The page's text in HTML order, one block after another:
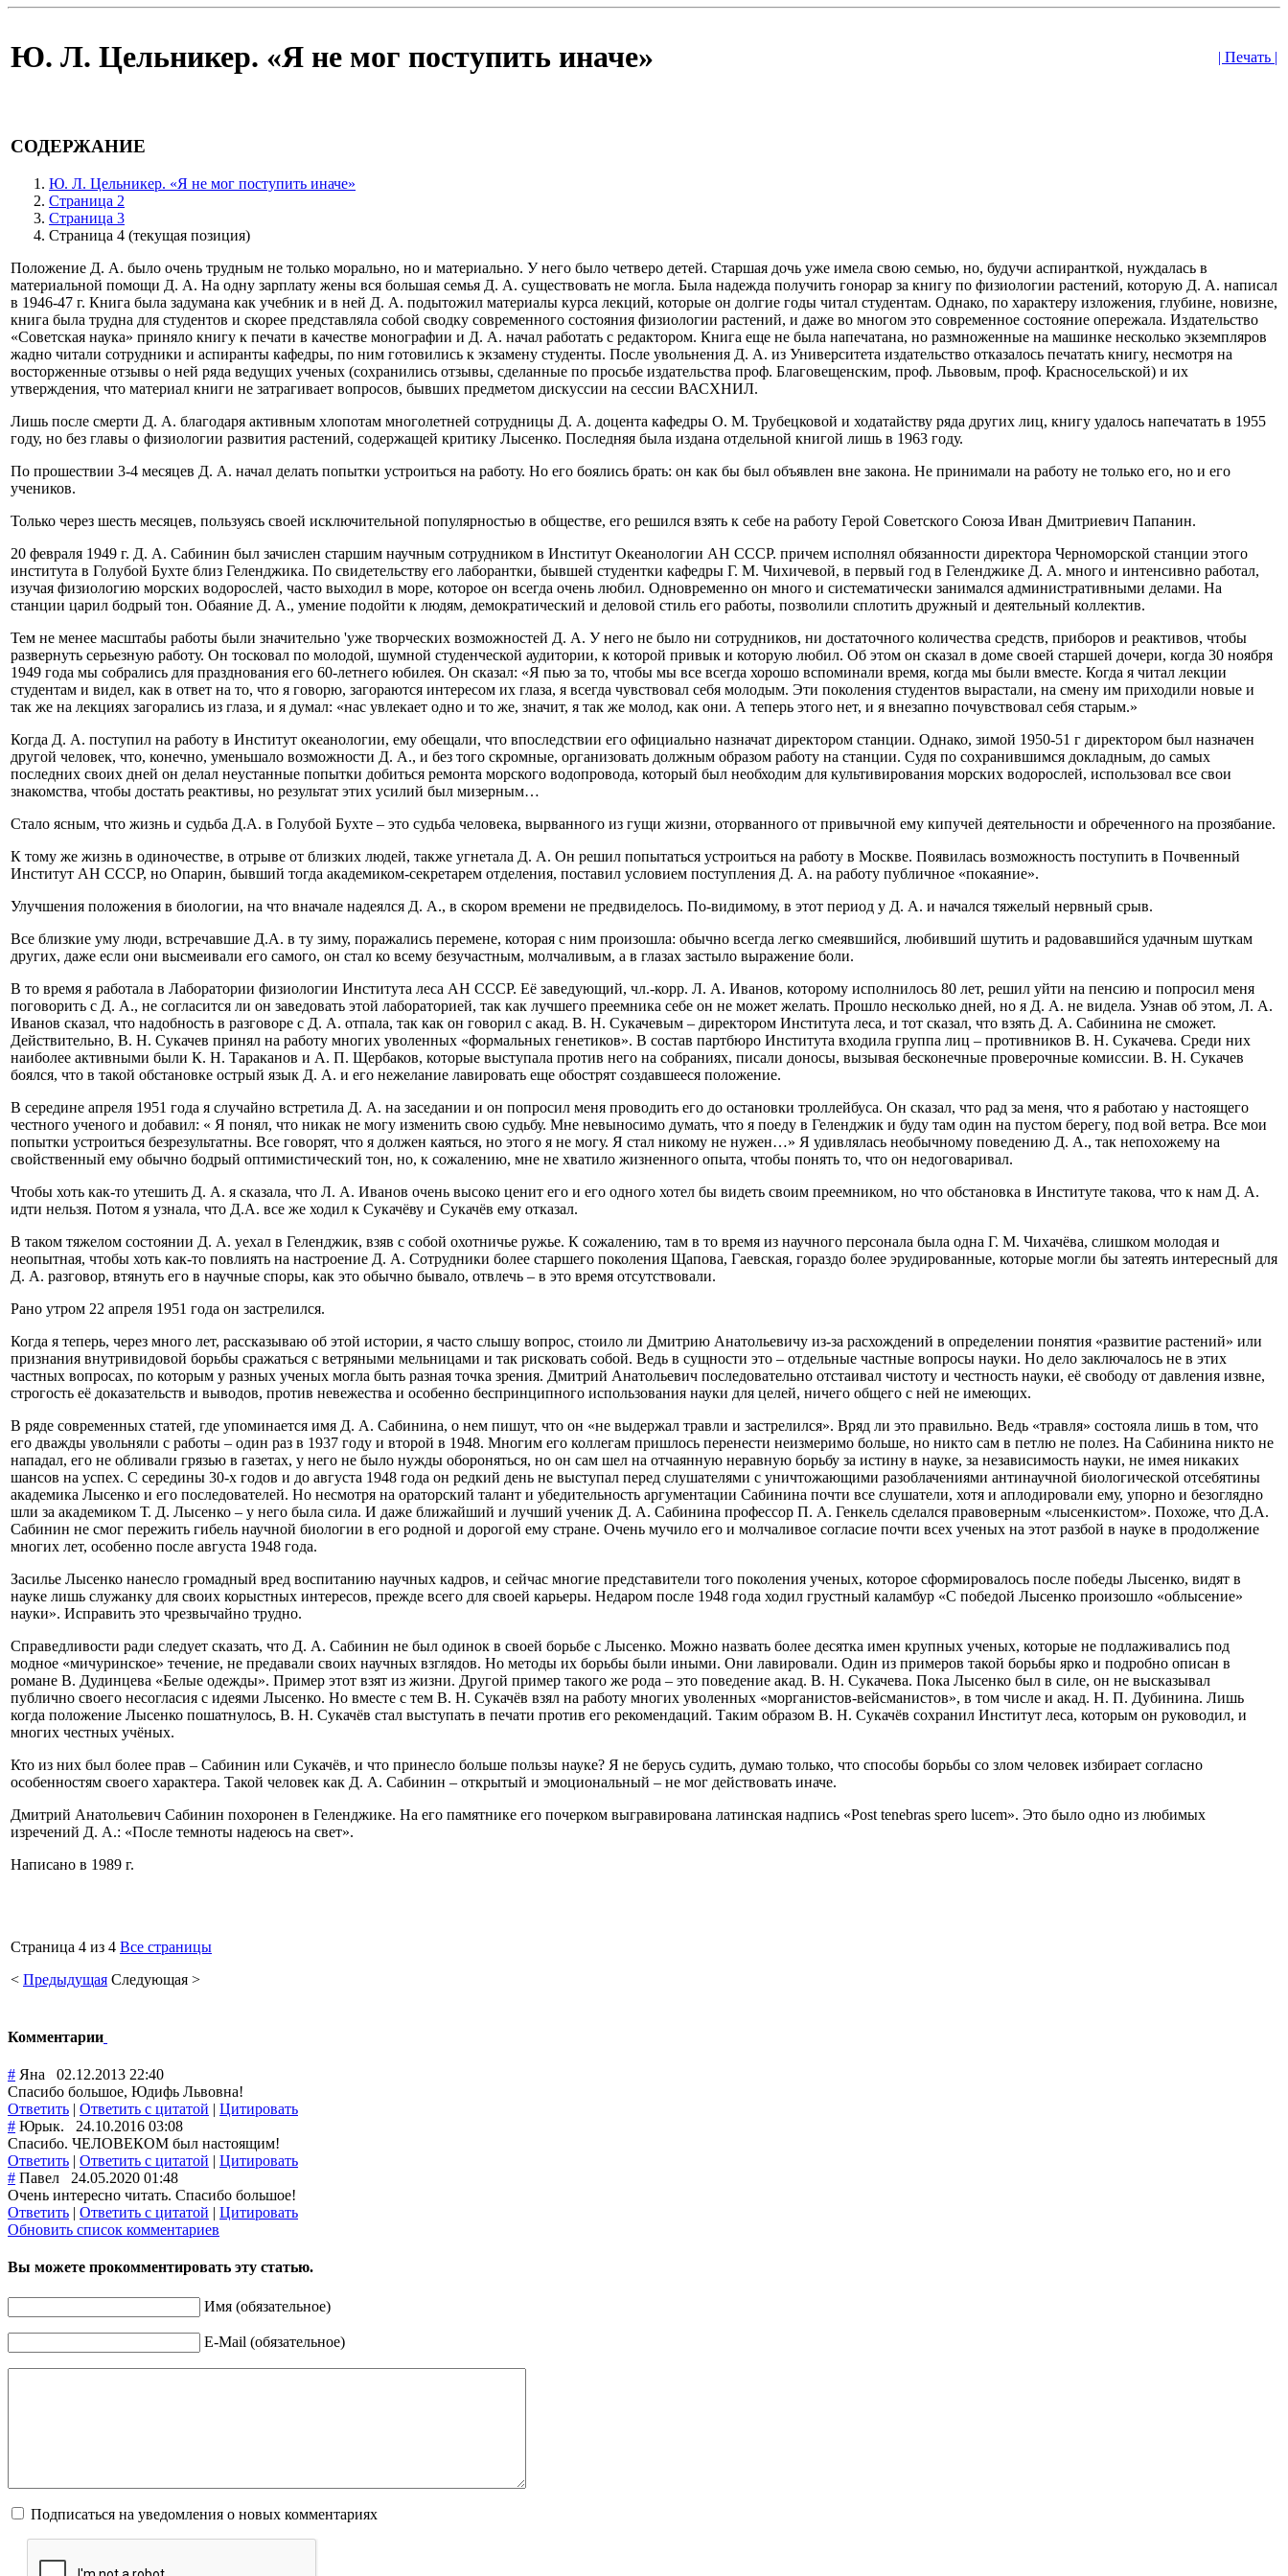
Ю. Л. Цельникер. «Я не мог поступить иначе» | Печать |
СОДЕРЖАНИЕ
Ю. Л. Цельникер. «Я не мог поступить иначе»
Страница 2
Страница 3
Страница 4 (текущая позиция)
Положение Д. А. было очень трудным не только морально, но и материально. У него было четверо детей. Старшая дочь уже имела свою семью, но, будучи аспиранткой, нуждалась в
материальной помощи Д. А. На одну зарплату жены вся большая семья Д. А. существовать не могла. Была надежда получить гонорар за книгу по физиологии растений, которую Д. А. написал
в 1946-47 г. Книга была задумана как учебник и в ней Д. А. подытожил материалы курса лекций, которые он долгие годы читал студентам. Однако, по характеру изложения, глубине, новизне,
книга была трудна для студентов и скорее представляла собой сводку современного состояния физиологии растений, и даже во многом это современное состояние опережала. Издательство
«Советская наука» приняло книгу к печати в качестве монографии и Д. А. начал работать с редактором. Книга еще не была напечатана, но размноженные на машинке несколько экземпляров
жадно читали сотрудники и аспиранты кафедры, по ним готовились к экзамену студенты. После увольнения Д. А. из Университета издательство отказалось печатать книгу, несмотря на
восторженные отзывы о ней ряда ведущих ученых (сохранились отзывы, сделанные по просьбе издательства проф. Благовещенским, проф. Львовым, проф. Красносельской) и их
утверждения, что материал книги не затрагивает вопросов, бывших предметом дискуссии на сессии ВАСХНИЛ.
Лишь после смерти Д. А. благодаря активным хлопотам многолетней сотрудницы Д. А. доцента кафедры О. М. Трубецковой и ходатайству ряда других лиц, книгу удалось напечатать в 1955
году, но без главы о физиологии развития растений, содержащей критику Лысенко. Последняя была издана отдельной книгой лишь в 1963 году.
По прошествии 3-4 месяцев Д. А. начал делать попытки устроиться на работу. Но его боялись брать: он как бы был объявлен вне закона. Не принимали на работу не только его, но и его
учеников.
Только через шесть месяцев, пользуясь своей исключительной популярностью в обществе, его решился взять к себе на работу Герой Советского Союза Иван Дмитриевич Папанин.
20 февраля 1949 г. Д. А. Сабинин был зачислен старшим научным сотрудником в Институт Океанологии АН СССР. причем исполнял обязанности директора Черноморской станции этого
института в Голубой Бухте близ Геленджика. По свидетельству его лаборантки, бывшей студентки кафедры Г. М. Чихичевой, в первый год в Геленджике Д. А. много и интенсивно работал,
изучая физиологию морских водорослей, часто выходил в море, которое он всегда очень любил. Одновременно он много и систематически занимался административными делами. На
станции царил бодрый тон. Обаяние Д. А., умение подойти к людям, демократический и деловой стиль его работы, позволили сплотить дружный и деятельный коллектив.
Тем не менее масштабы работы были значительно 'уже творческих возможностей Д. А. У него не было ни сотрудников, ни достаточного количества средств, приборов и реактивов, чтобы
развернуть серьезную работу. Он тосковал по молодой, шумной студенческой аудитории, к которой привык и которую любил. Об этом он сказал в доме своей старшей дочери, когда 30 ноября
1949 года мы собрались для празднования его 60-летнего юбилея. Он сказал: «Я пью за то, чтобы мы все всегда хорошо вспоминали время, когда мы были вместе. Когда я читал лекции
студентам и видел, как в ответ на то, что я говорю, загораются интересом их глаза, я всегда чувствовал себя молодым. Эти поколения студентов вырастали, на смену им приходили новые и
так же на лекциях загорались из глаза, и я думал: «нас увлекает одно и то же, значит, я так же молод, как они. А теперь этого нет, и я внезапно почувствовал себя старым.»
Когда Д. А. поступил на работу в Институт океанологии, ему обещали, что впоследствии его официально назначат директором станции. Однако, зимой 1950-51 г директором был назначен
другой человек, что, конечно, уменьшало возможности Д. А., и без того скромные, организовать должным образом работу на станции. Судя по сохранившимся докладным, до самых
последних своих дней он делал неустанные попытки добиться ремонта морского водопровода, который был необходим для культивирования морских водорослей, использовал все свои
знакомства, чтобы достать реактивы, но результат этих усилий был мизерным…
Стало ясным, что жизнь и судьба Д.А. в Голубой Бухте – это судьба человека, вырванного из гущи жизни, оторванного от привычной ему кипучей деятельности и обреченного на прозябание.
К тому же жизнь в одиночестве, в отрыве от близких людей, также угнетала Д. А. Он решил попытаться устроиться на работу в Москве. Появилась возможность поступить в Почвенный
Институт АН СССР, но Опарин, бывший тогда академиком-секретарем отделения, поставил условием поступления Д. А. на работу публичное «покаяние».
Улучшения положения в биологии, на что вначале надеялся Д. А., в скором времени не предвиделось. По-видимому, в этот период у Д. А. и начался тяжелый нервный срыв.
Все близкие уму люди, встречавшие Д.А. в ту зиму, поражались перемене, которая с ним произошла: обычно всегда легко смеявшийся, любивший шутить и радовавшийся удачным шуткам
других, даже если они высмеивали его самого, он стал ко всему безучастным, молчаливым, а в глазах застыло выражение боли.
В то время я работала в Лаборатории физиологии Института леса АН СССР. Её заведующий, чл.-корр. Л. А. Иванов, которому исполнилось 80 лет, решил уйти на пенсию и попросил меня
поговорить с Д. А., не согласится ли он заведовать этой лабораторией, так как лучшего преемника себе он не может желать. Прошло несколько дней, но я Д. А. не видела. Узнав об этом, Л. А.
Иванов сказал, что надобность в разговоре с Д. А. отпала, так как он говорил с акад. В. Н. Сукачевым – директором Института леса, и тот сказал, что взять Д. А. Сабинина не сможет.
Действительно, В. Н. Сукачев принял на работу многих уволенных «формальных генетиков». В состав партбюро Института входила группа лиц – противников В. Н. Сукачева. Среди них
наиболее активными были К. Н. Тараканов и А. П. Щербаков, которые выступала против него на собраниях, писали доносы, вызывая бесконечные проверочные комиссии. В. Н. Сукачев
боялся, что в такой обстановке острый язык Д. А. и его нежелание лавировать еще обострят создавшееся положение.
В середине апреля 1951 года я случайно встретила Д. А. на заседании и он попросил меня проводить его до остановки троллейбуса. Он сказал, что рад за меня, что я работаю у настоящего
честного ученого и добавил: « Я понял, что никак не могу изменить свою судьбу. Мне невыносимо думать, что я поеду в Геленджик и буду там один на пустом берегу, под вой ветра. Все мои
попытки устроиться безрезультатны. Все говорят, что я должен каяться, но этого я не могу. Я стал никому не нужен…» Я удивлялась необычному поведению Д. А., так непохожему на
свойственный ему обычно бодрый оптимистический тон, но, к сожалению, мне не хватило жизненного опыта, чтобы понять то, что он недоговаривал.
Чтобы хоть как-то утешить Д. А. я сказала, что Л. А. Иванов очень высоко ценит его и его одного хотел бы видеть своим преемником, но что обстановка в Институте такова, что к нам Д. А.
идти нельзя. Потом я узнала, что Д.А. все же ходил к Сукачёву и Сукачёв ему отказал.
В таком тяжелом состоянии Д. А. уехал в Геленджик, взяв с собой охотничье ружье. К сожалению, там в то время из научного персонала была одна Г. М. Чихачёва, слишком молодая и
неопытная, чтобы хоть как-то повлиять на настроение Д. А. Сотрудники более старшего поколения Щапова, Гаевская, гораздо более эрудированные, которые могли бы затеять интересный для
Д. А. разговор, втянуть его в научные споры, как это обычно бывало, отвлечь – в это время отсутствовали.
Рано утром 22 апреля 1951 года он застрелился.
Когда я теперь, через много лет, рассказываю об этой истории, я часто слышу вопрос, стоило ли Дмитрию Анатольевичу из-за расхождений в определении понятия «развитие растений» или
признания внутривидовой борьбы сражаться с ветряными мельницами и так рисковать собой. Ведь в сущности это – отдельные частные вопросы науки. Но дело заключалось не в этих
частных вопросах, по которым у разных ученых могла быть разная точка зрения. Дмитрий Анатольевич последовательно отстаивал чистоту и честность науки, её свободу от давления извне,
строгость её доказательств и выводов, против невежества и особенно беспринципного использования науки для целей, ничего общего с ней не имеющих.
В ряде современных статей, где упоминается имя Д. А. Сабинина, о нем пишут, что он «не выдержал травли и застрелился». Вряд ли это правильно. Ведь «травля» состояла лишь в том, что
его дважды увольняли с работы – один раз в 1937 году и второй в 1948. Многим его коллегам пришлось перенести неизмеримо больше, но никто сам в петлю не полез. На Сабинина никто не
нападал, его не обливали грязью в газетах, у него не было нужды обороняться, но он сам шел на отчаянную неравную борьбу за истину в науке, за независимость науки, не имея никаких
шансов на успех. С середины 30-х годов и до августа 1948 года он редкий день не выступал перед слушателями с уничтожающими разоблачениями антинаучной биологической отсебятины
академика Лысенко и его последователей. Но несмотря на ораторский талант и убедительность аргументации Сабинина почти все слушатели, хотя и аплодировали ему, упорно и безоглядно
шли за академиком Т. Д. Лысенко – у него была сила. И даже ближайший и лучший ученик Д. А. Сабинина профессор П. А. Генкель сделался правоверным «лысенкистом». Похоже, что Д.А.
Сабинин не смог пережить гибель научной биологии в его родной и дорогой ему стране. Очень мучило его и молчаливое согласие почти всех ученых на этот разбой в науке в продолжение
многих лет, особенно после августа 1948 года.
Засилье Лысенко нанесло громадный вред воспитанию научных кадров, и сейчас многие представители того поколения ученых, которое сформировалось после победы Лысенко, видят в
науке лишь служанку для своих корыстных интересов, прежде всего для своей карьеры. Недаром после 1948 года ходил грустный каламбур «С победой Лысенко произошло «облысение»
науки». Исправить это чрезвычайно трудно.
Справедливости ради следует сказать, что Д. А. Сабинин не был одинок в своей борьбе с Лысенко. Можно назвать более десятка имен крупных ученых, которые не подлаживались под
модное «мичуринское» течение, не предавали своих научных взглядов. Но методы их борьбы были иными. Они лавировали. Один из примеров такой борьбы ярко и подробно описан в
романе В. Дудинцева «Белые одежды». Пример этот взят из жизни. Другой пример такого же рода – это поведение акад. В. Н. Сукачева. Пока Лысенко был в силе, он не высказывал
публично своего несогласия с идеями Лысенко. Но вместе с тем В. Н. Сукачёв взял на работу многих уволенных «морганистов-вейсманистов», в том числе и акад. Н. П. Дубинина. Лишь
когда положение Лысенко пошатнулось, В. Н. Сукачёв стал выступать в печати против его рекомендаций. Таким образом В. Н. Сукачёв сохранил Институт леса, которым он руководил, и
многих честных учёных.
Кто из них был более прав – Сабинин или Сукачёв, и что принесло больше пользы науке? Я не берусь судить, думаю только, что способы борьбы со злом человек избирает согласно
особенностям своего характера. Такой человек как Д. А. Сабинин – открытый и эмоциональный – не мог действовать иначе.
Дмитрий Анатольевич Сабинин похоронен в Геленджике. На его памятнике его почерком выгравирована латинская надпись «Post tenebras spero lucem». Это было одно из любимых
изречений Д. А.: «После темноты надеюсь на свет».
Написано в 1989 г.
Страница 4 из 4 Все страницы
< Предыдущая Следующая >
Комментарии
# Яна
02.12.2013 22:40
Спасибо большое, Юдифь Львовна!
Ответить | Ответить с цитатой | Цитировать
# Юрык.
24.10.2016 03:08
Спасибо. ЧЕЛОВЕКОМ был настоящим!
Ответить | Ответить с цитатой | Цитировать
# Павел
24.05.2020 01:48
Очень интересно читать. Спасибо большое!
Ответить | Ответить с цитатой | Цитировать
Обновить список комментариев
Вы можете прокомментировать эту статью.
Имя (обязательное)
E-Mail (обязательное)
Подписаться на уведомления о новых комментариях